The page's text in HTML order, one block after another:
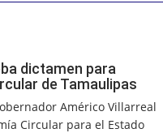
dictamen para
de Tamaulipas
Américo Villarreal
Circular para el Estado